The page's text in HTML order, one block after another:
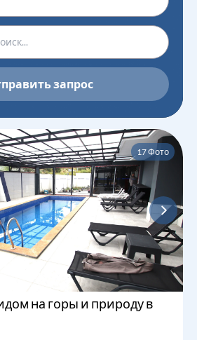
запрос
17Фото
на горы и природу в